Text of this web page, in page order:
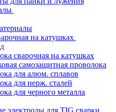
на катушках
сварочная на катушках
самозащитная проволока
для алюм. сплавов
для нерж. сталей
для черного металла
электроды для TIG сварки